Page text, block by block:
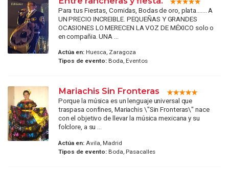
Para tus Fiestas, Comidas, Bodas de oro, plata....... A
UN PRECIO INCREIBLE. PEQUEÑAS Y GRANDES
OCASIONES LO MERECEN LA VOZ DE MÉXICO solo o
en compañia. UNA ...
Actúa en:Huesca, Zaragoza
Tipos de evento:Boda, Eventos
Mariachis Sin Fronteras
Porque la música es un lenguaje universal que
traspasa confines, Mariachis \"Sin Fronteras\" nace
con el objetivo de llevar la música mexicana y su
folclore, a su ...
Actúa en:Avila, Madrid
Tipos de evento:Boda, Pasacalles